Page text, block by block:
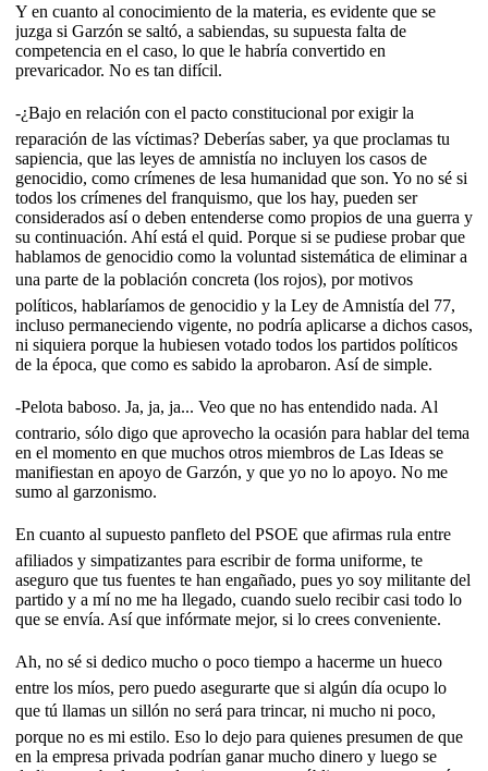
Y en cuanto al conocimiento de la materia, es evidente que se
juzga si Garzón se saltó, a sabiendas, su supuesta falta de
competencia en el caso, lo que le habría convertido en
prevaricador. No es tan difícil.
-¿Bajo en relación con el pacto constitucional por exigir la
reparación de las víctimas? Deberías saber, ya que proclamas tu
sapiencia, que las leyes de amnistía no incluyen los casos de
genocidio, como crímenes de lesa humanidad que son. Yo no sé si
todos los crímenes del franquismo, que los hay, pueden ser
considerados así o deben entenderse como propios de una guerra y
su continuación. Ahí está el quid. Porque si se pudiese probar que
hablamos de genocidio como la voluntad sistemática de eliminar a
una parte de la población concreta (los rojos), por motivos
políticos, hablaríamos de genocidio y la Ley de Amnistía del 77,
incluso permaneciendo vigente, no podría aplicarse a dichos casos,
ni siquiera porque la hubiesen votado todos los partidos políticos
de la época, que como es sabido la aprobaron. Así de simple.
-Pelota baboso. Ja, ja, ja... Veo que no has entendido nada. Al
contrario, sólo digo que aprovecho la ocasión para hablar del tema
en el momento en que muchos otros miembros de Las Ideas se
manifiestan en apoyo de Garzón, y que yo no lo apoyo. No me
sumo al garzonismo.
En cuanto al supuesto panfleto del PSOE que afirmas rula entre
afiliados y simpatizantes para escribir de forma uniforme, te
aseguro que tus fuentes te han engañado, pues yo soy militante del
partido y a mí no me ha llegado, cuando suelo recibir casi todo lo
que se envía. Así que infórmate mejor, si lo crees conveniente.
Ah, no sé si dedico mucho o poco tiempo a hacerme un hueco
entre los míos, pero puedo asegurarte que si algún día ocupo lo
que tú llamas un sillón no será para trincar, ni mucho ni poco,
porque no es mi estilo. Eso lo dejo para quienes presumen de que
en la empresa privada podrían ganar mucho dinero y luego se